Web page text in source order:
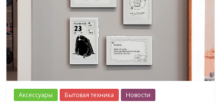
Аксессуары Бытовая техника Новости